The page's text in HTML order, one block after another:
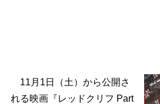
11月1日（土）から公開さ
れる映画『レッドクリフ Part